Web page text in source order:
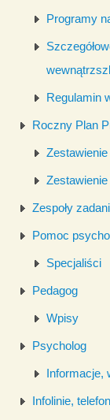
Programy
Regulamin
Roczny Plan
Zespoły
Pomoc
Specjaliści
Pedagog
Wpisy
Psycholog
Informacje,
Infolinie,